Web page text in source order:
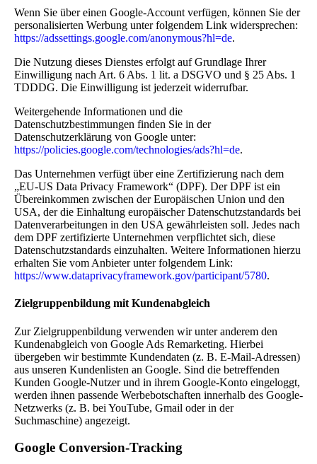
Wenn Sie über einen Google-Account verfügen, können Sie der
personalisierten Werbung unter folgendem Link widersprechen:
https://adssettings.google.com/anonymous?hl=de.
Die Nutzung dieses Dienstes erfolgt auf Grundlage Ihrer
Einwilligung nach Art. 6 Abs. 1 lit. a DSGVO und § 25 Abs. 1
TDDDG. Die Einwilligung ist jederzeit widerrufbar.
Weitergehende Informationen und die
Datenschutzbestimmungen finden Sie in der
Datenschutzerklärung von Google unter:
https://policies.google.com/technologies/ads?hl=de.
Das Unternehmen verfügt über eine Zertifizierung nach dem
„EU-US Data Privacy Framework“ (DPF). Der DPF ist ein
Übereinkommen zwischen der Europäischen Union und den
USA, der die Einhaltung europäischer Datenschutzstandards bei
Datenverarbeitungen in den USA gewährleisten soll. Jedes nach
dem DPF zertifizierte Unternehmen verpflichtet sich, diese
Datenschutzstandards einzuhalten. Weitere Informationen hierzu
erhalten Sie vom Anbieter unter folgendem Link:
https://www.dataprivacyframework.gov/participant/5780.
Zielgruppenbildung mit Kundenabgleich
Zur Zielgruppenbildung verwenden wir unter anderem den
Kundenabgleich von Google Ads Remarketing. Hierbei
übergeben wir bestimmte Kundendaten (z. B. E-Mail-Adressen)
aus unseren Kundenlisten an Google. Sind die betreffenden
Kunden Google-Nutzer und in ihrem Google-Konto eingeloggt,
werden ihnen passende Werbebotschaften innerhalb des Google-
Netzwerks (z. B. bei YouTube, Gmail oder in der
Suchmaschine) angezeigt.
Google Conversion-Tracking